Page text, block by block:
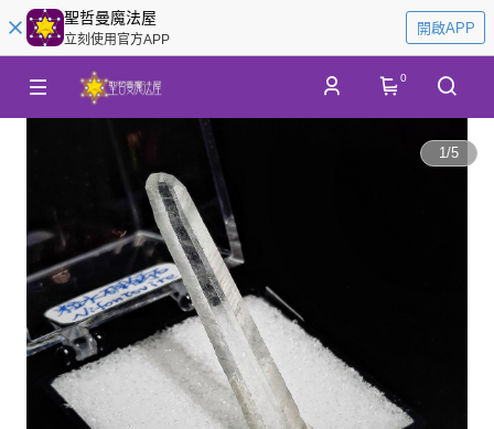
聖哲曼魔法屋
立刻使用官方APP
開啟APP
0
1/5